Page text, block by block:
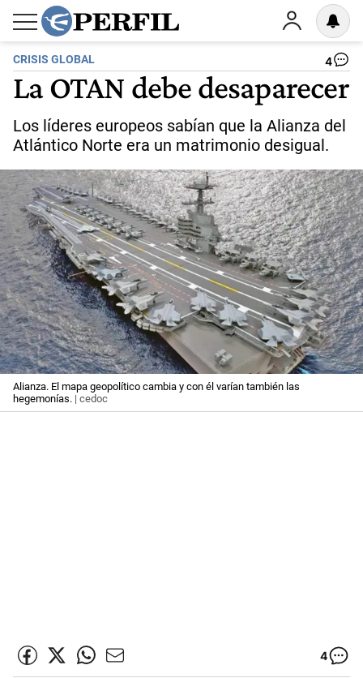
CRISIS GLOBAL 4
La OTAN debe desaparecer
Los líderes europeos sabían que la Alianza del
Atlántico Norte era un matrimonio desigual.
Alianza. El mapa geopolítico cambia y con él varían también las
hegemonías. | cedoc
4